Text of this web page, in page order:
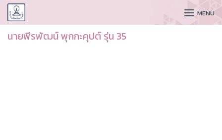
CUDAA MENU
นายพีรพัฒน์ พุกกะคุปต์ รุ่น 35